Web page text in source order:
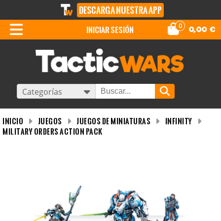
DESCARGA NUESTRA APP
0 0,00 €
iniciar sesión
Categorías
INICIO Juegos Juegos de miniaturas
Infinity
Military Orders Action Pack